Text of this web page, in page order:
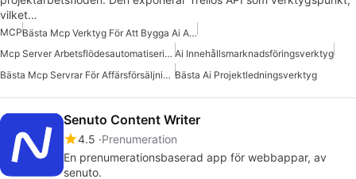
vilket…
MCP
Bästa Mcp Verktyg För Att Bygga Ai Agenter
Mcp Server Arbetsflödesautomatisering Ai Innehållsmarknadsföringsverktyg
Bästa Mcp Servrar För Affärsförsäljning Marknadsföring Bästa Ai Projektledningsverktyg
Senuto Content Writer
4.5 Prenumeration
En prenumerationsbaserad app för webbappar, av
senuto.